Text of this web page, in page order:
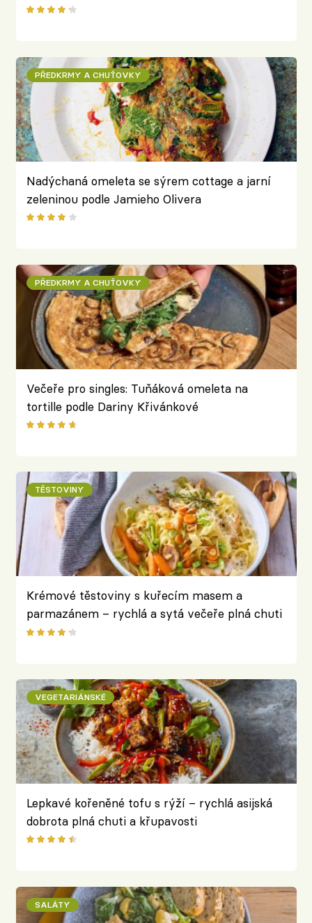
pálivým nádechem
PŘEDKRMY A CHUŤOVKY
Nadýchaná omeleta se sýrem cottage a jarní
zeleninou podle Jamieho Olivera
PŘEDKRMY A CHUŤOVKY
Večeře pro singles: Tuňáková omeleta na
tortille podle Dariny Křivánkové
TĚSTOVINY
Krémové těstoviny s kuřecím masem a
parmazánem – rychlá a sytá večeře plná chuti
VEGETARIÁNSKÉ
Lepkavé kořeněné tofu s rýží – rychlá asijská
dobrota plná chuti a křupavosti
SALÁTY